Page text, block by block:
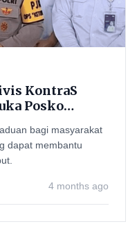
KontraS
Posko
bagi masyarakat
dapat membantu
4 months ago